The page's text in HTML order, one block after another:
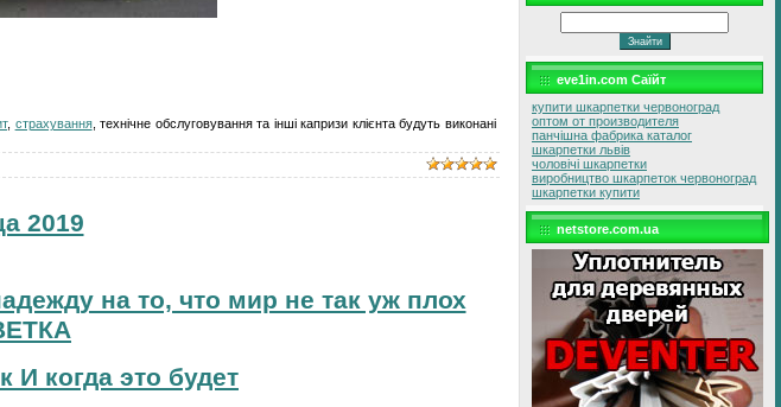
, страхування, технічне обслуговування та інші капризи клієнта будуть виконані
2019
на то, что мир не так уж плох
И когда это будет
eve1in.com Саїйт
купити шкарпетки червоноград
оптом от производителя
панчішна фабрика каталог
шкарпетки львів
чоловічі шкарпетки
виробництво шкарпеток червоноград
шкарпетки купити
netstore.com.ua